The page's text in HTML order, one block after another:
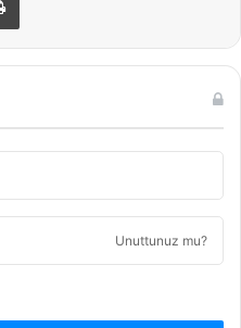
Unuttunuz mu?